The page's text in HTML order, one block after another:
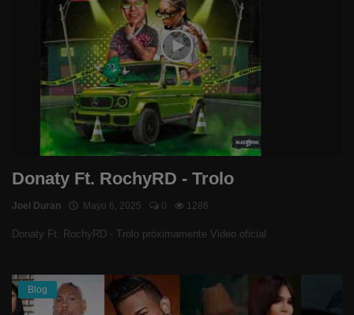
Donaty Ft. RochyRD - Trolo
Joel Duran Mayo 6, 2025 0 1286
Donaty Ft. RochyRD - Trolo próximamente Video oficial
Blog